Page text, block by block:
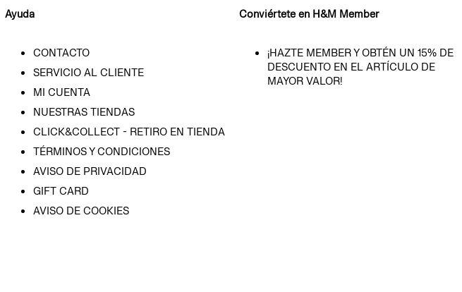
Ayuda
CONTACTO
SERVICIO AL CLIENTE
MI CUENTA
NUESTRAS TIENDAS
CLICK&COLLECT - RETIRO EN TIENDA
TÉRMINOS Y CONDICIONES
AVISO DE PRIVACIDAD
GIFT CARD
AVISO DE COOKIES
Conviértete en H&M Member
¡HAZTE MEMBER Y OBTÉN UN 15% DE
DESCUENTO EN EL ARTÍCULO DE
MAYOR VALOR!